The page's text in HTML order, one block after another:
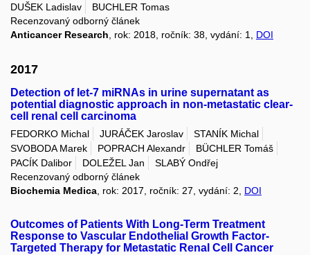
DUŠEK Ladislav
BUCHLER Tomas
Recenzovaný odborný článek
Anticancer Research , rok: 2018, ročník: 38, vydání: 1, DOI
2017
Detection of let-7 miRNAs in urine supernatant as
potential diagnostic approach in non-metastatic clear-
cell renal cell carcinoma
FEDORKO Michal JURÁČEK Jaroslav
STANÍK Michal
SVOBODA Marek
POPRACH Alexandr
BÜCHLER Tomáš
PACÍK Dalibor
DOLEŽEL Jan
SLABÝ Ondřej
Recenzovaný odborný článek
Biochemia Medica , rok: 2017, ročník: 27, vydání: 2, DOI
Outcomes of Patients With Long-Term Treatment
Response to Vascular Endothelial Growth Factor-
Targeted Therapy for Metastatic Renal Cell Cancer